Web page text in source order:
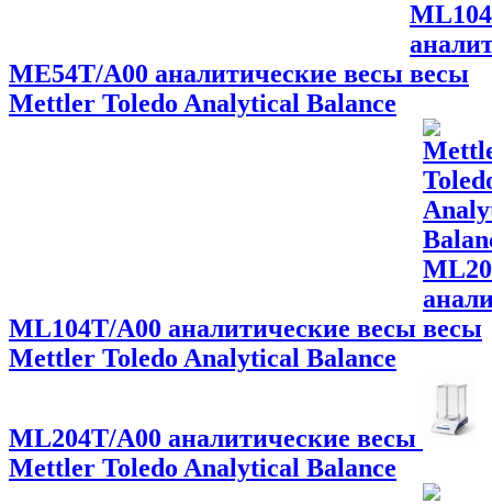
ME54T/A00 аналитические весы
Mettler Toledo Analytical Balance
ML104T/A00 аналитические весы
Mettler Toledo Analytical Balance
ML204T/A00 аналитические весы
Mettler Toledo Analytical Balance